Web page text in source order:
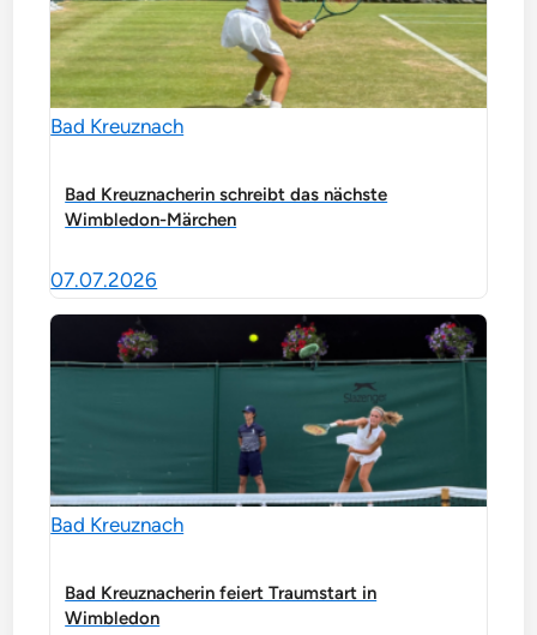
Bad Kreuznach
Bad Kreuznacherin schreibt das nächste
Wimbledon-Märchen
07.07.2026
Bad Kreuznach
Bad Kreuznacherin feiert Traumstart in
Wimbledon